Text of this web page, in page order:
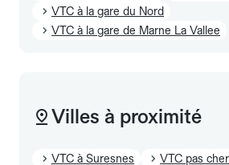
VTC à la gare du Nord
VTC à la gare de Marne La Vallee
Villes à proximité
VTC à Suresnes
VTC pas